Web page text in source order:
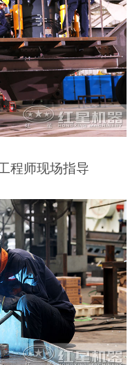
程师现场指导